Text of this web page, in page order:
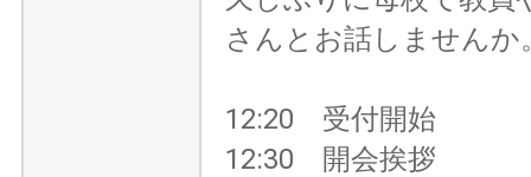
さんとお話しませんか
12:20 受付開始
12:30 開会挨拶